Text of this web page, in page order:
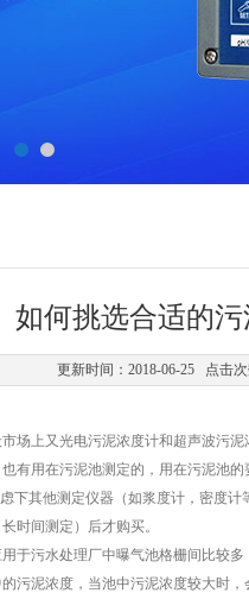
如何挑选合适的
更新时间：2018-06-25 点击次
上又光电污泥浓度计和超声波污
有用在污泥池测定的，用在污泥池
下其他测定仪器（如浆度计，密度计
间测定）后才购买。
污水处理厂中曝气池格栅间比较多
泥浓度，当池中污泥浓度较大时